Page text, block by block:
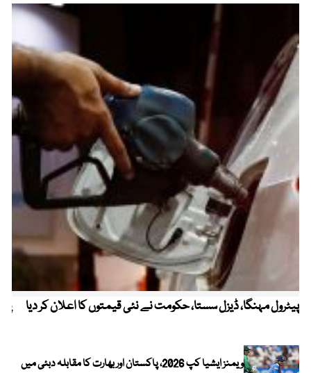
پیٹرول مہنگا، ڈیزل سستا، حکومت نے نئی قیمتوں کا اعلان کر دیا
ویمنز ایشیا کپ 2026، پاکستان اور بھارت کا مقابلہ دبئی میں